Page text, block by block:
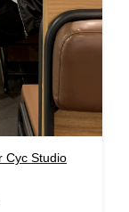
Cyc Studio